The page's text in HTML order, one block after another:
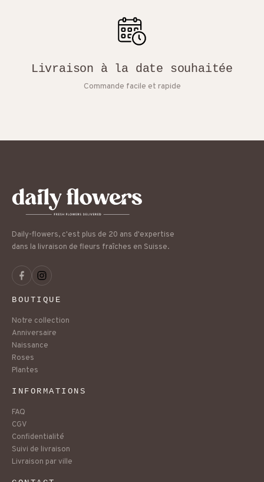
Livraison à la date souhaitée
Commande facile et rapide
Daily-flowers, c'est plus de 20 ans d'expertise
dans la livraison de fleurs fraîches en Suisse.
BOUTIQUE
Notre collection
Anniversaire
Naissance
Roses
Plantes
INFORMATIONS
FAQ
CGV
Confidentialité
Suivi de livraison
Livraison par ville